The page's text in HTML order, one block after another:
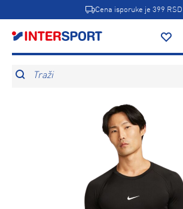
Cena isporuke je 399 RSD
Traži